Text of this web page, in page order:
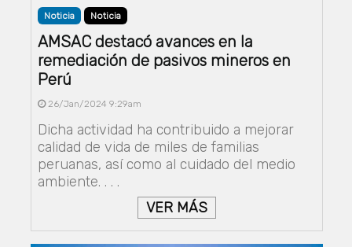
Noticia Noticia
AMSAC destacó avances en la
remediación de pasivos mineros en
Perú
26/Jan/2024 9:29am
Dicha actividad ha contribuido a mejorar
calidad de vida de miles de familias
peruanas, así como al cuidado del medio
ambiente. . . .
VER MÁS